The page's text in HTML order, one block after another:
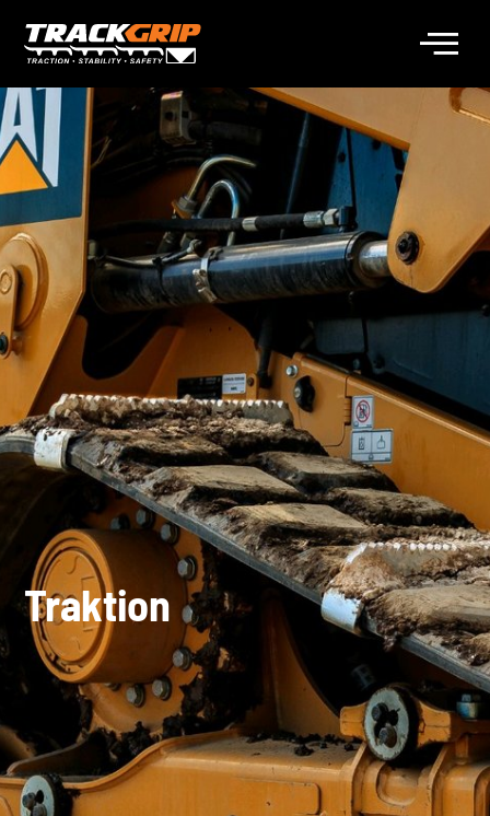
Traktion